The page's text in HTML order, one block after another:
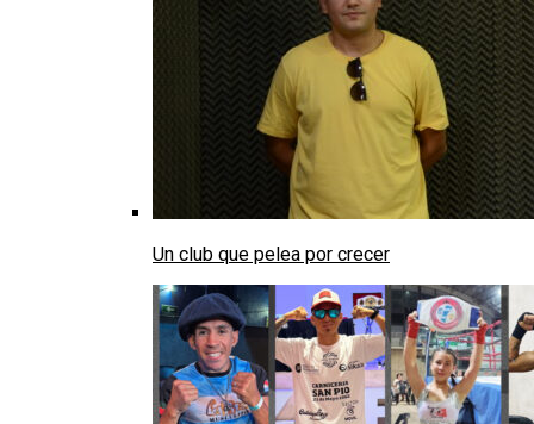
Un club que pelea por crecer